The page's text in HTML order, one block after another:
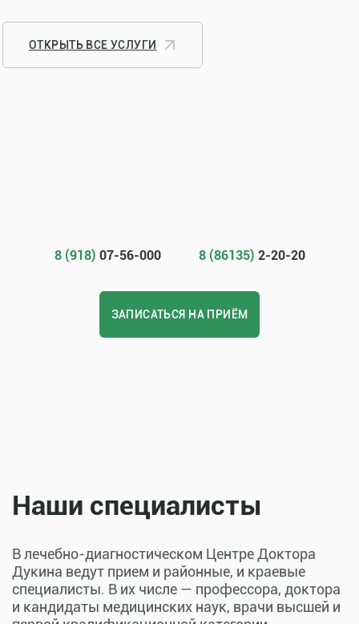
ОТКРЫТЬ ВСЕ УСЛУГИ
8 (918) 07-56-000 8 (86135) 2-20-20
ЗАПИСАТЬСЯ НА ПРИЁМ
Наши специалисты
В лечебно-диагностическом Центре Доктора
Дукина ведут прием и районные, и краевые
специалисты. В их числе — профессора, доктора
и кандидаты медицинских наук, врачи высшей и